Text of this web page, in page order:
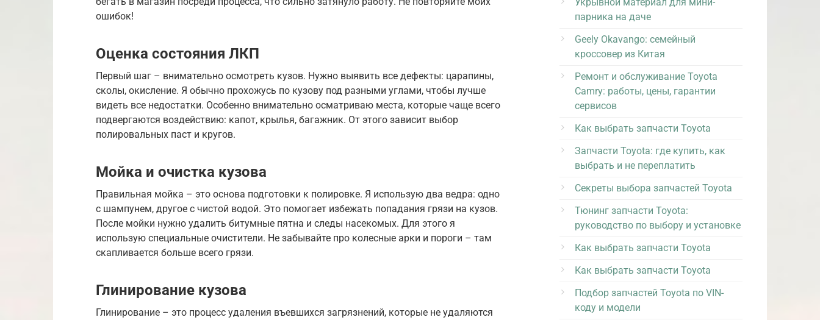
ошибок!
Оценка состояния ЛКП
Первый шаг – внимательно осмотреть кузов. Нужно выявить все дефекты: царапины,
сколы, окисление. Я обычно прохожусь по кузову под разными углами, чтобы лучше
видеть все недостатки. Особенно внимательно осматриваю места, которые чаще всего
подвергаются воздействию: капот, крылья, багажник. От этого зависит выбор
полировальных паст и кругов.
Мойка и очистка кузова
Правильная мойка – это основа подготовки к полировке. Я использую два ведра: одно
с шампунем, другое с чистой водой. Это помогает избежать попадания грязи на кузов.
После мойки нужно удалить битумные пятна и следы насекомых. Для этого я
использую специальные очистители. Не забывайте про колесные арки и пороги – там
скапливается больше всего грязи.
Глинирование кузова
Глинирование – это процесс удаления въевшихся загрязнений, которые не удаляются
парника на даче
Geely Okavango: семейный
кроссовер из Китая
Ремонт и обслуживание Toyota
Camry: работы, цены, гарантии
сервисов
Как выбрать запчасти Toyota
Запчасти Toyota: где купить, как
выбрать и не переплатить
Секреты выбора запчастей Toyota
Тюнинг запчасти Toyota:
руководство по выбору и установке
Как выбрать запчасти Toyota
Как выбрать запчасти Toyota
Подбор запчастей Toyota по VIN-
коду и модели